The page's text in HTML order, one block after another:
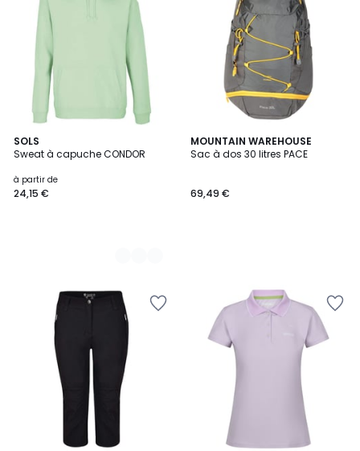
SOLS
Sweat à capuche CONDOR
à partir de
24,15 €
6
Couleurs
MOUNTAIN WAREHOUSE
Sac à dos 30 litres PACE
69,49 €